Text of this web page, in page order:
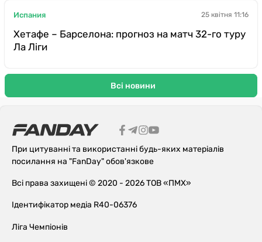
Испания 25 квітня 11:16
Хетафе – Барселона: прогноз на матч 32-го туру
Ла Ліги
Всі новини
При цитуванні та використанні будь-яких матеріалів
посилання на "FanDay" обов'язкове
Всі права захищені © 2020 - 2026 ТОВ «ПМХ»
Ідентифікатор медіа R40-06376
Ліга Чемпіонів